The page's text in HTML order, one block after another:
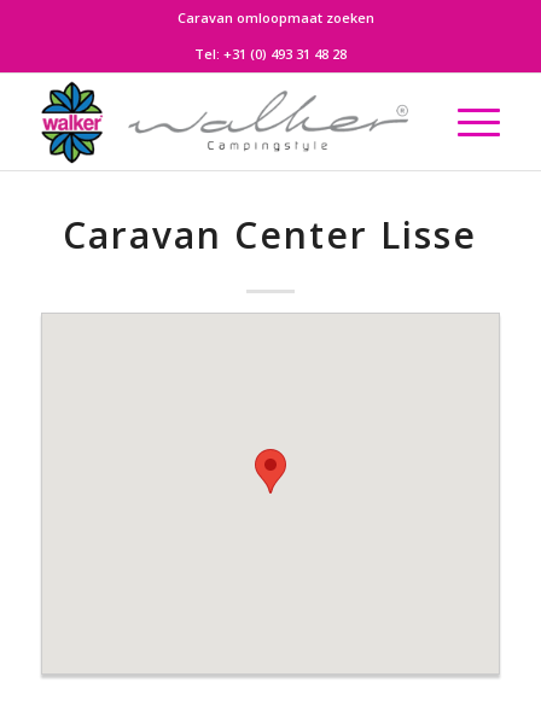
Caravan omloopmaat zoeken
Tel: +31 (0) 493 31 48 28
Caravan Center Lisse